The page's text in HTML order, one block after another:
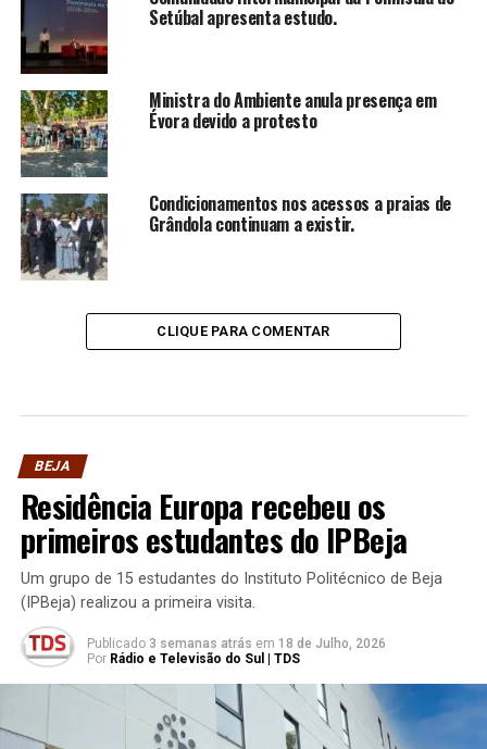
Setúbal apresenta estudo.
Ministra do Ambiente anula presença em
Évora devido a protesto
Condicionamentos nos acessos a praias de
Grândola continuam a existir.
CLIQUE PARA COMENTAR
BEJA
Residência Europa recebeu os
primeiros estudantes do IPBeja
Um grupo de 15 estudantes do Instituto Politécnico de Beja
(IPBeja) realizou a primeira visita.
Publicado 3 semanas atrás em 18 de Julho, 2026
Por Rádio e Televisão do Sul | TDS